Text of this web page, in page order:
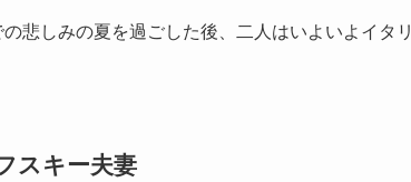
悲しみの夏を過ごした後、二人はいよいよイタリ
スキー夫妻